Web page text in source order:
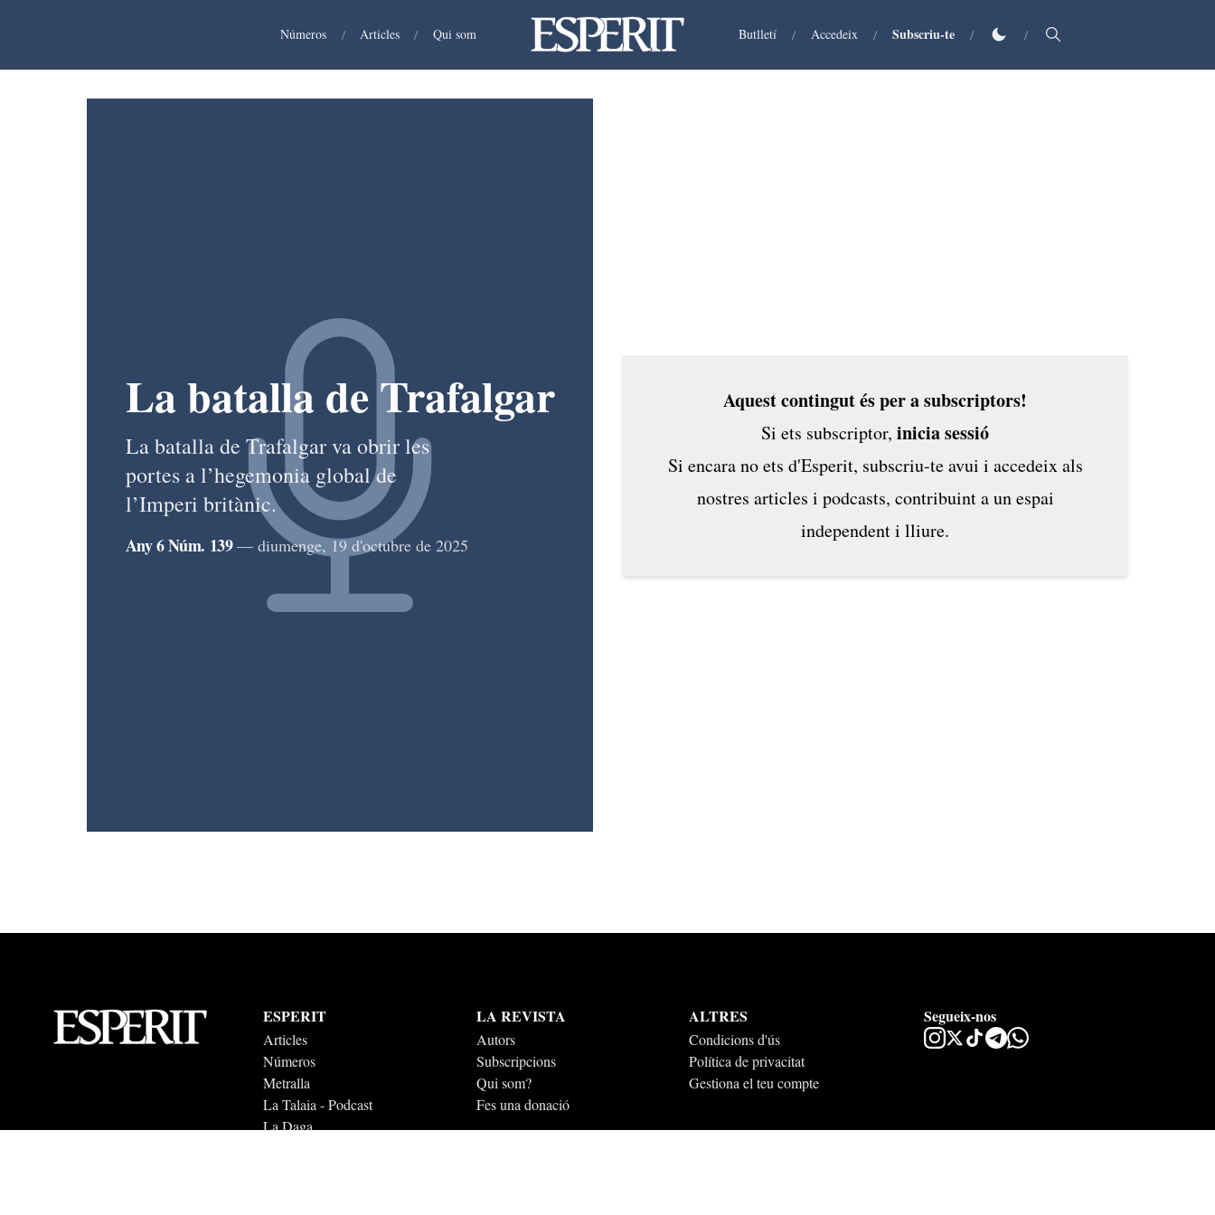
Números / Articles / Qui som Butlletí / Accedeix / Subscriu-te / /
La batalla de Trafalgar
La batalla de Trafalgar va obrir les
portes a l’hegemonia global de
l’Imperi britànic.
Any 6 Núm. 139— diumenge, 19 d'octubre de 2025
Aquest contingut és per a subscriptors!
Si ets subscriptor, inicia sessió
Si encara no ets d'Esperit, subscriu-te avui i accedeix als
nostres articles i podcasts, contribuint a un espai
independent i lliure.
ESPERIT
Articles
Números
Metralla
La Talaia - Podcast
La Daga
LA REVISTA
Autors
Subscripcions
Qui som?
Fes una donació
ALTRES
Condicions d'ús
Política de privacitat
Gestiona el teu compte
Segueix-nos